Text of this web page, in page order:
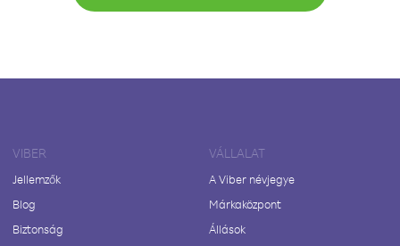
VIBER
Jellemzők
Blog
Biztonság
VÁLLALAT
A Viber névjegye
Márkaközpont
Állások